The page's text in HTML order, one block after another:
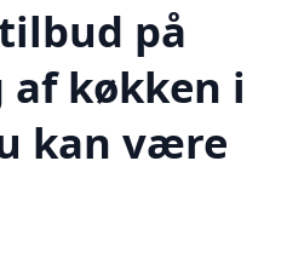
på
køkken i
kan være